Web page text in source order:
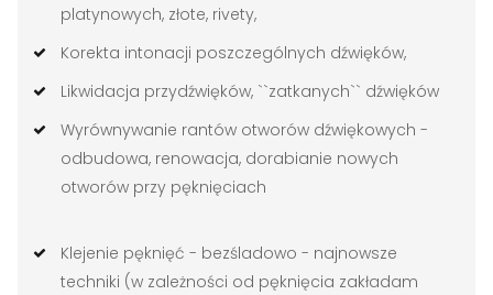
platynowych, złote, rivety,
Korekta intonacji poszczególnych dźwięków,
Likwidacja przydźwięków, ``zatkanych`` dźwięków
Wyrównywanie rantów otworów dźwiękowych -
odbudowa, renowacja, dorabianie nowych
otworów przy pęknięciach
Klejenie pęknięć - bezśladowo - najnowsze
techniki (w zależności od pęknięcia zakładam